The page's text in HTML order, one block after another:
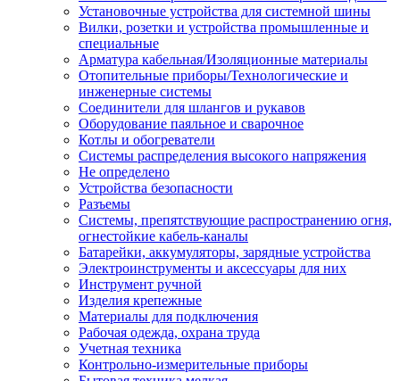
Установочные устройства для системной шины
Вилки, розетки и устройства промышленные и
специальные
Арматура кабельная/Изоляционные материалы
Отопительные приборы/Технологические и
инженерные системы
Соединители для шлангов и рукавов
Оборудование паяльное и сварочное
Котлы и обогреватели
Системы распределения высокого напряжения
Не определено
Устройства безопасности
Разъемы
Системы, препятствующие распространению огня,
огнестойкие кабель-каналы
Батарейки, аккумуляторы, зарядные устройства
Электроинструменты и аксессуары для них
Инструмент ручной
Изделия крепежные
Материалы для подключения
Рабочая одежда, охрана труда
Учетная техника
Контрольно-измерительные приборы